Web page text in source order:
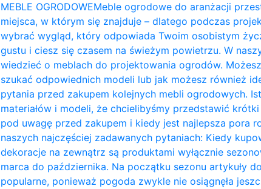
MEBLE OGRODOWEMeble ogrodowe do aranżacji
miejsca, w którym się znajduje – dlatego podczas
wybrać wygląd, który odpowiada Twoim osobistym
gustu i ciesz się czasem na świeżym powietrzu. W
wiedzieć o meblach do projektowania ogrodów.
szukać odpowiednich modeli lub jak możesz również
pytania przed zakupem kolejnych mebli ogrodowych.
materiałów i modeli, że chcielibyśmy przedstawić
pod uwagę przed zakupem i kiedy jest najlepsza pora
naszych najczęściej zadawanych pytaniach: Kiedy
dekoracje na zewnątrz są produktami wyłącznie
marca do października. Na początku sezonu artykuły
popularne, ponieważ pogoda zwykle nie osiągnęła